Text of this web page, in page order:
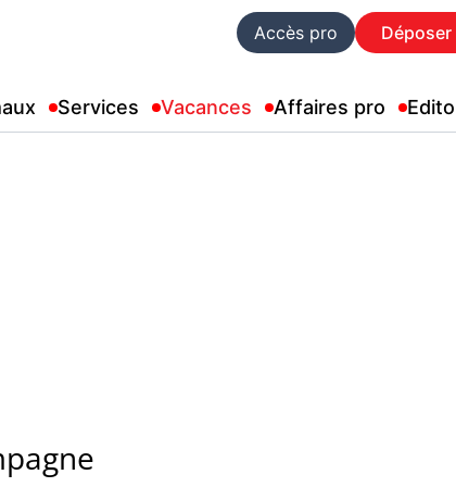
Accès pro Déposer
Services Vacances Affaires pro Edito